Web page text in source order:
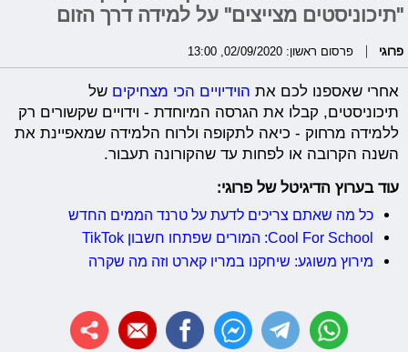
"תיכוניסטים מצייצים" על למידה דרך הזום
פרוגי פרסום ראשון: 02/09/2020, 13:00
אחרי שאספנו לכם את הוידיויים הכי מצחיקים של
תיכוניסטים, קבלו את הגרסה המיוחדת - וידויים שקשורים רק
ללמידה מרחוק - כיאה לתקופה ולרוח הלמידה שמאפיינת את
השנה הקרובה או לפחות עד שהקורונה תעבור.
עוד בערוץ הדיגיטל של פרוגי:
כל מה שאתם צריכים לדעת על טרנד הממים החדש
Cool For School: המורים שפתחו חשבון TikTok
מירוץ משוגע: שיחקנו במריו קארט וזה מה שקרה